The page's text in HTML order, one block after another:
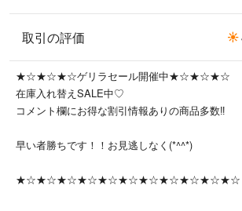
取引の評価
★☆★☆★☆ゲリラセール開催中★☆★☆★☆
在庫入れ替えSALE中♡
コメント欄にお得な割引情報ありの商品多数‼️
早い者勝ちです！！お見逃しなく(*^^*)
★☆★☆★☆★☆★☆★☆★☆★☆★☆★☆★☆